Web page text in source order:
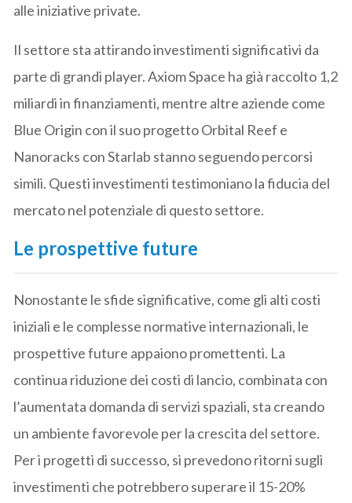
alle iniziative private.
Il settore sta attirando investimenti significativi da
parte di grandi player. Axiom Space ha già raccolto 1,2
miliardi in finanziamenti, mentre altre aziende come
Blue Origin con il suo progetto Orbital Reef e
Nanoracks con Starlab stanno seguendo percorsi
simili. Questi investimenti testimoniano la fiducia del
mercato nel potenziale di questo settore.
Le prospettive future
Nonostante le sfide significative, come gli alti costi
iniziali e le complesse normative internazionali, le
prospettive future appaiono promettenti. La
continua riduzione dei costi di lancio, combinata con
l’aumentata domanda di servizi spaziali, sta creando
un ambiente favorevole per la crescita del settore.
Per i progetti di successo, si prevedono ritorni sugli
investimenti che potrebbero superare il 15-20%